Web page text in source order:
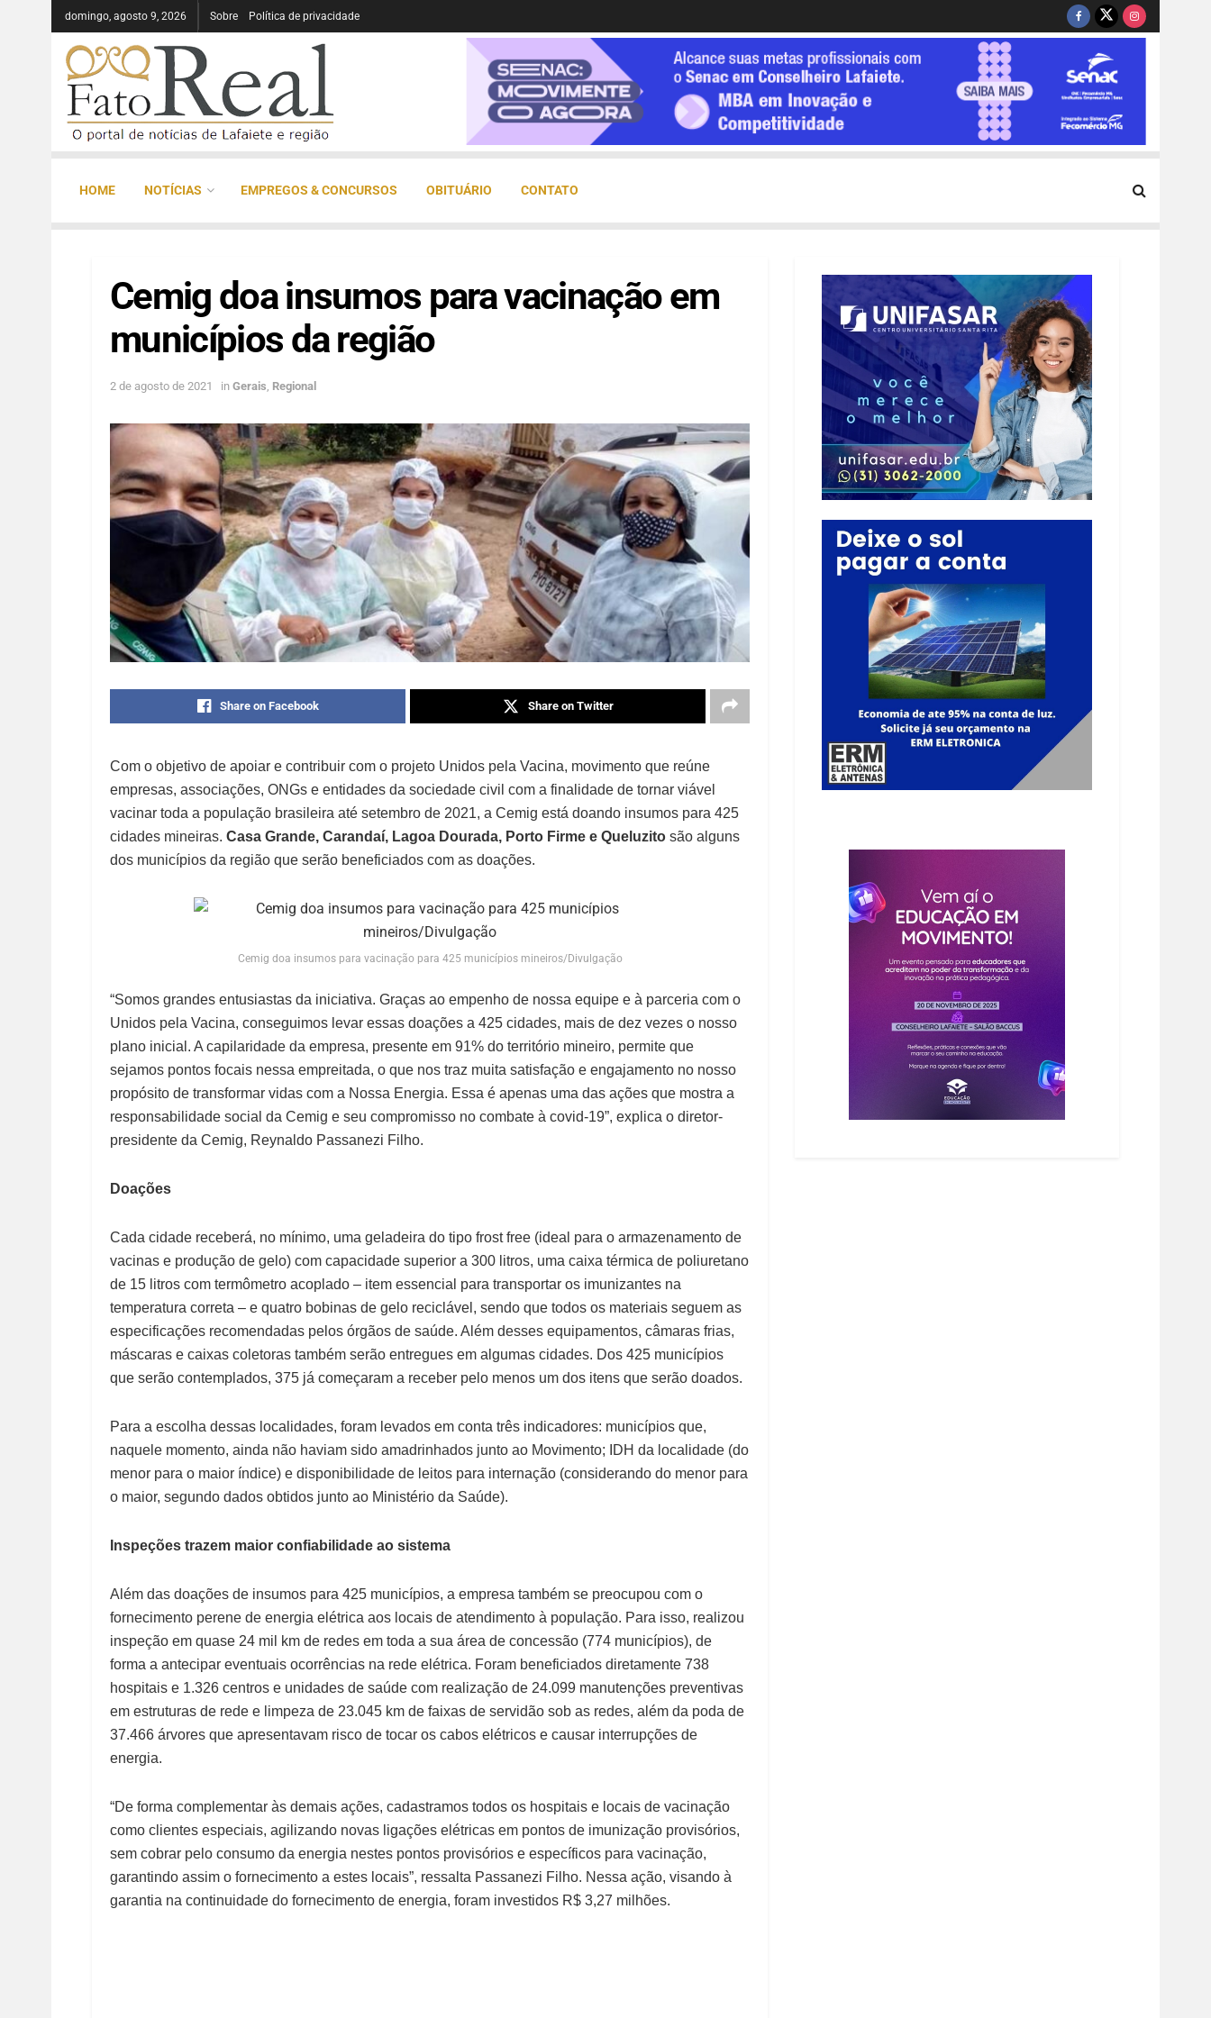
domingo, agosto 9, 2026 Sobre Política de privacidade
HOME NOTÍCIAS EMPREGOS & CONCURSOS OBITUÁRIO CONTATO
Cemig doa insumos para vacinação em
municípios da região
2 de agosto de 2021 in Gerais Regional
Share on Facebook Share on Twitter
Com o objetivo de apoiar e contribuir com o projeto Unidos pela Vacina, movimento que reúne
empresas, associações, ONGs e entidades da sociedade civil com a finalidade de tornar viável
vacinar toda a população brasileira até setembro de 2021, a Cemig está doando insumos para 425
cidades mineiras. Casa Grande, Carandaí, Lagoa Dourada, Porto Firme e Queluzito são alguns
dos municípios da região que serão beneficiados com as doações.
Cemig doa insumos para vacinação para 425 municípios mineiros/Divulgação
“Somos grandes entusiastas da iniciativa. Graças ao empenho de nossa equipe e à parceria com o
Unidos pela Vacina, conseguimos levar essas doações a 425 cidades, mais de dez vezes o nosso
plano inicial. A capilaridade da empresa, presente em 91% do território mineiro, permite que
sejamos pontos focais nessa empreitada, o que nos traz muita satisfação e engajamento no nosso
propósito de transformar vidas com a Nossa Energia. Essa é apenas uma das ações que mostra a
responsabilidade social da Cemig e seu compromisso no combate à covid-19”, explica o diretor-
presidente da Cemig, Reynaldo Passanezi Filho.
Doações
Cada cidade receberá, no mínimo, uma geladeira do tipo frost free (ideal para o armazenamento de
vacinas e produção de gelo) com capacidade superior a 300 litros, uma caixa térmica de poliuretano
de 15 litros com termômetro acoplado – item essencial para transportar os imunizantes na
temperatura correta – e quatro bobinas de gelo reciclável, sendo que todos os materiais seguem as
especificações recomendadas pelos órgãos de saúde. Além desses equipamentos, câmaras frias,
máscaras e caixas coletoras também serão entregues em algumas cidades. Dos 425 municípios
que serão contemplados, 375 já começaram a receber pelo menos um dos itens que serão doados.
Para a escolha dessas localidades, foram levados em conta três indicadores: municípios que,
naquele momento, ainda não haviam sido amadrinhados junto ao Movimento; IDH da localidade (do
menor para o maior índice) e disponibilidade de leitos para internação (considerando do menor para
o maior, segundo dados obtidos junto ao Ministério da Saúde).
Inspeções trazem maior confiabilidade ao sistema
Além das doações de insumos para 425 municípios, a empresa também se preocupou com o
fornecimento perene de energia elétrica aos locais de atendimento à população. Para isso, realizou
inspeção em quase 24 mil km de redes em toda a sua área de concessão (774 municípios), de
forma a antecipar eventuais ocorrências na rede elétrica. Foram beneficiados diretamente 738
hospitais e 1.326 centros e unidades de saúde com realização de 24.099 manutenções preventivas
em estruturas de rede e limpeza de 23.045 km de faixas de servidão sob as redes, além da poda de
37.466 árvores que apresentavam risco de tocar os cabos elétricos e causar interrupções de
energia.
“De forma complementar às demais ações, cadastramos todos os hospitais e locais de vacinação
como clientes especiais, agilizando novas ligações elétricas em pontos de imunização provisórios,
sem cobrar pelo consumo da energia nestes pontos provisórios e específicos para vacinação,
garantindo assim o fornecimento a estes locais”, ressalta Passanezi Filho. Nessa ação, visando à
garantia na continuidade do fornecimento de energia, foram investidos R$ 3,27 milhões.